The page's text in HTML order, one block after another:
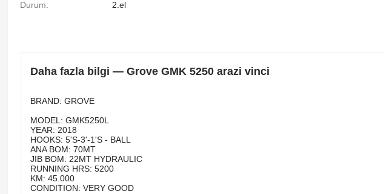
Durum: 2.el
Daha fazla bilgi — Grove GMK 5250 arazi vinci
BRAND: GROVE
MODEL: GMK5250L
YEAR: 2018
HOOKS: 5'S-3'-1'S - BALL
ANA BOM: 70MT
JIB BOM: 22MT HYDRAULIC
RUNNING HRS: 5200
KM: 45.000
CONDITION: VERY GOOD